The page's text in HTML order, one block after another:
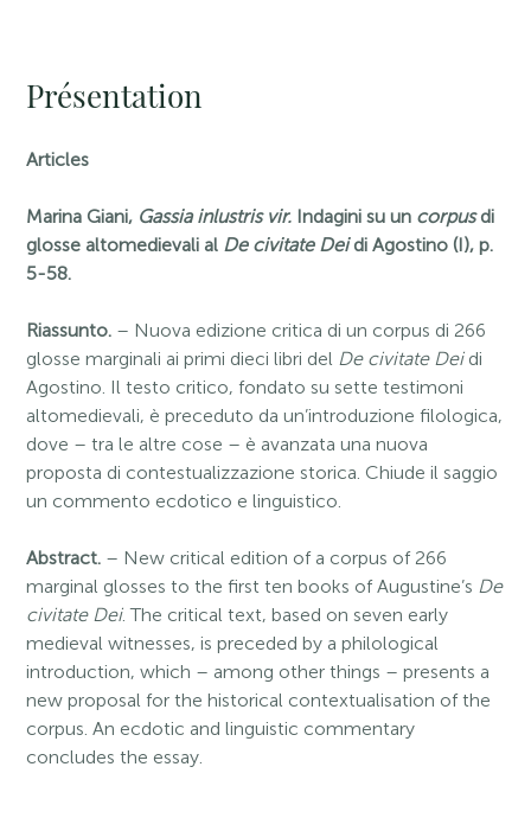
Présentation
Articles
Marina Giani, Gassia inlustris vir. Indagini su un corpusdi
glosse altomedievali al De civitate Deidi Agostino (I), p.
5-58.
Riassunto. – Nuova edizione critica di un corpus di 266
glosse marginali ai primi dieci libri del De civitate Deidi
Agostino. Il testo critico, fondato su sette testimoni
altomedievali, è preceduto da un’introduzione filologica,
dove – tra le altre cose – è avanzata una nuova
proposta di contestualizzazione storica. Chiude il saggio
un commento ecdotico e linguistico.
Abstract. – New critical edition of a corpus of 266
marginal glosses to the first ten books of Augustine’s De
civitate Dei. The critical text, based on seven early
medieval witnesses, is preceded by a philological
introduction, which – among other things – presents a
new proposal for the historical contextualisation of the
corpus. An ecdotic and linguistic commentary
concludes the essay.